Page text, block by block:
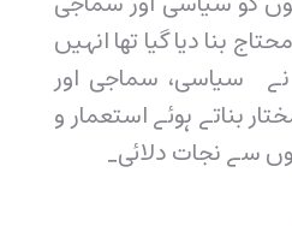
بنا دیا گیا تھا انہیں
سیاسی، سماجی اور
بناتے ہوئے استعمار و
سے نجات دلائی۔